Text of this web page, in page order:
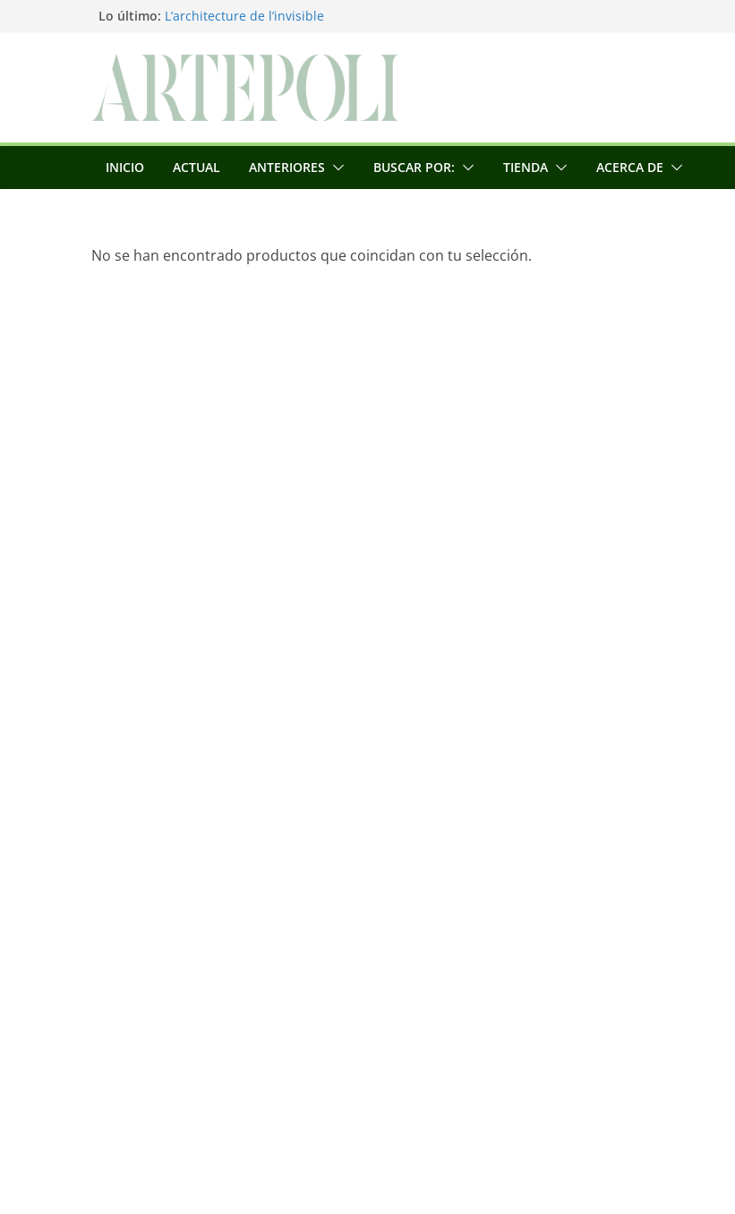
Lo último: L’architecture de l’invisible
La Roldana: el descanso imposible de una escultora
excepcional
Utopías de un viajero
Blanca Beatriz Caraballo o el ascenso de la conciencia
INICIO ACTUAL ANTERIORES BUSCAR POR: TIENDA ACERCA DE
No se han encontrado productos que coincidan con tu selección.